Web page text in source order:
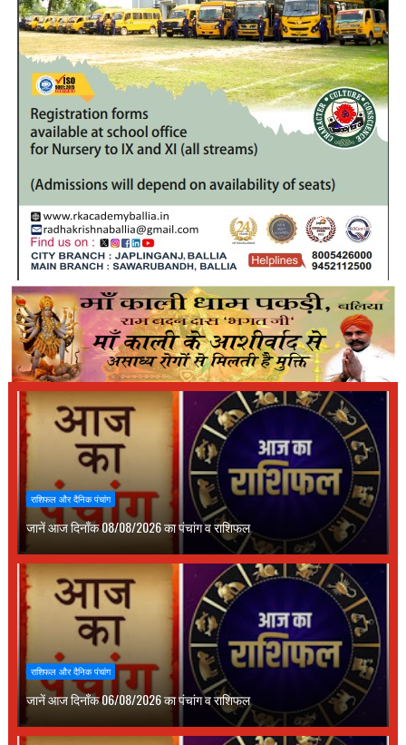
राशिफल और दैनिक पंचांग
जानें आज दिनाँक 08/08/2026 का पंचांग व राशिफल
राशिफल और दैनिक पंचांग
जानें आज दिनाँक 06/08/2026 का पंचांग व राशिफल